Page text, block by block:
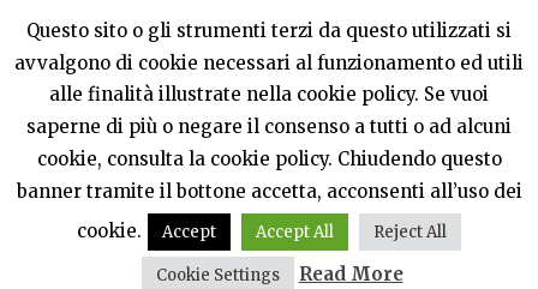
PercheNONEssereNormali?
MENU
Questo sito o gli strumenti terzi da questo utilizzati si
avvalgono di cookie necessari al funzionamento ed utili
alle finalità illustrate nella cookie policy. Se vuoi
saperne di più o negare il consenso a tutti o ad alcuni
cookie, consulta la cookie policy. Chiudendo questo
banner tramite il bottone accetta, acconsenti all’uso dei
cookie.
Accept Accept All Reject All
Cookie Settings Read More